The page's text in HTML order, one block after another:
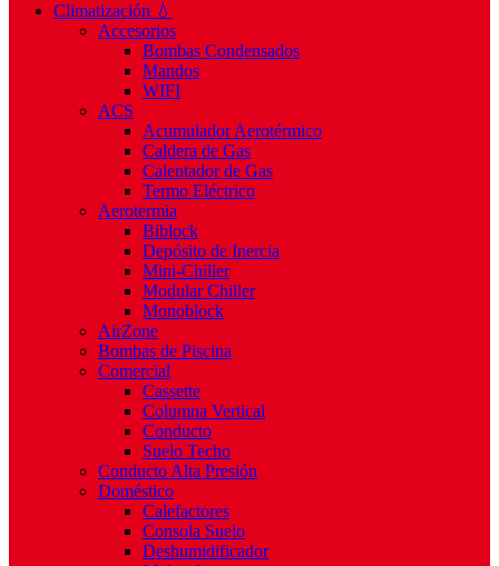
Climatización 💧
Accesorios
Bombas Condensados
Mandos
WIFI
ACS
Acumulador Aerotérmico
Caldera de Gas
Calentador de Gas
Termo Eléctrico
Aerotermia
Biblock
Depósito de Inercia
Mini-Chiller
Modular Chiller
Monoblock
AirZone
Bombas de Piscina
Comercial
Cassette
Columna Vertical
Conducto
Suelo Techo
Conducto Alta Presión
Doméstico
Calefactores
Consola Suelo
Deshumidificador